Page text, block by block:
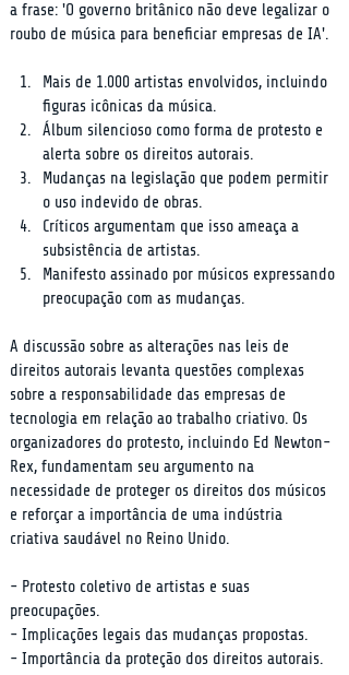
a frase: 'O governo britânico não deve legalizar o
roubo de música para beneficiar empresas de IA'.
Mais de 1.000 artistas envolvidos, incluindo
figuras icônicas da música.
Álbum silencioso como forma de protesto e
alerta sobre os direitos autorais.
Mudanças na legislação que podem permitir
o uso indevido de obras.
Críticos argumentam que isso ameaça a
subsistência de artistas.
Manifesto assinado por músicos expressando
preocupação com as mudanças.
A discussão sobre as alterações nas leis de
direitos autorais levanta questões complexas
sobre a responsabilidade das empresas de
tecnologia em relação ao trabalho criativo. Os
organizadores do protesto, incluindo Ed Newton-
Rex, fundamentam seu argumento na
necessidade de proteger os direitos dos músicos
e reforçar a importância de uma indústria
criativa saudável no Reino Unido.
- Protesto coletivo de artistas e suas
preocupações.
- Implicações legais das mudanças propostas.
- Importância da proteção dos direitos autorais.